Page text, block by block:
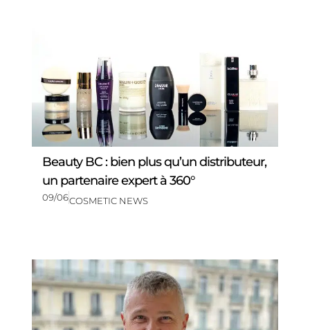
Beauty BC : bien plus qu’un distributeur,
un partenaire expert à 360°
09/06COSMETIC NEWS